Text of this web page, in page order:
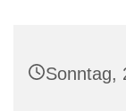
Sonntag,